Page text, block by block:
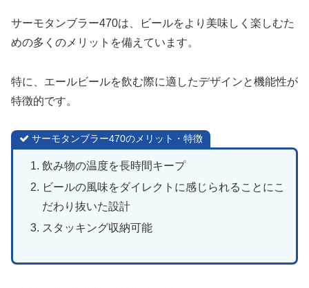
サーモタンブラー470は、ビールをより美味しく楽しむた
めの多くのメリットを備えています。
特に、エールビールを飲む際に適したデザインと機能性が
特徴的です。
サーモタンブラー470のメリット・特徴
飲み物の温度を長時間キープ
ビールの風味をダイレクトに感じられることにこ
だわり抜いた設計
スタッキング収納可能